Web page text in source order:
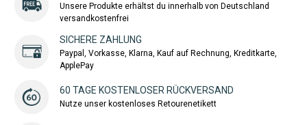
Unsere Produkte erhältst du innerhalb von Deutschland
versandkostenfrei
SICHERE ZAHLUNG
Paypal, Vorkasse, Klarna, Kauf auf Rechnung, Kreditkarte,
ApplePay
60 TAGE KOSTENLOSER RÜCKVERSAND
Nutze unser kostenloses Retourenetikett